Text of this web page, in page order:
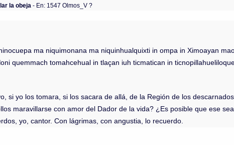
la obeja - En: 1547 Olmos_V ?
ma niquimonana ma niquinhualquixti in ompa in Ximoayan
quemmach tomahcehual in tlaçan iuh ticmatican in
si yo los tomara, si los sacara de allá, de la Región de los
maravillarse con amor del Dador de la vida? ¿Es posible que ese
yo, cantor. Con lágrimas, con angustia, lo recuerdo.